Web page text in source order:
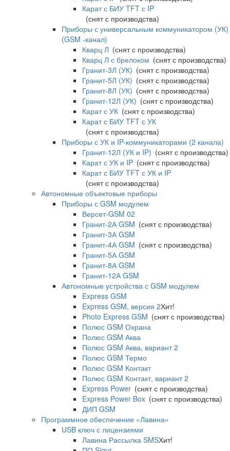
Карат с БИУ TFT с IP
(снят с производства)
Приборы с универсальным коммуникатором (УК)
(GSM -канал)
Кварц Л (снят с производства)
Кварц Л с брелоком (снят с производства)
Гранит-3Л (УК) (снят с производства)
Гранит-5Л (УК) (снят с производства)
Гранит-8Л (УК) (снят с производства)
Гранит-12Л (УК) (снят с производства)
Карат с УК (снят с производства)
Карат с БИУ TFT с УК
(снят с производства)
Приборы с УК и IP-коммуникаторами (2 канала)
Гранит-12Л (УК и IP) (снят с производства)
Карат с УК и IP (снят с производства)
Карат с БИУ TFT с УК и IP
(снят с производства)
Автономные объектовые приборы
Приборы с GSM модулем
Версет-GSM 02
Гранит-2А GSM (снят с производства)
Гранит-3А GSM
Гранит-4А GSM (снят с производства)
Гранит-5А GSM
Гранит-8А GSM
Гранит-12А GSM
Автономные устройства с GSM модулем
Express GSM
Express GSM, версия 2Хит!
Photo Express GSM (снят с производства)
Полюс GSM Охрана
Полюс GSM Аква
Полюс GSM Аква, вариант 2
Полюс GSM Термо
Полюс GSM Контакт
Полюс GSM Контакт, вариант 2
Express Power (снят с производства)
Express Power Box (снят с производства)
ДИП GSM
Программное обеспечение «Лавина»
USB ключ с лицензиями
Лавина Рассылка SMSХит!